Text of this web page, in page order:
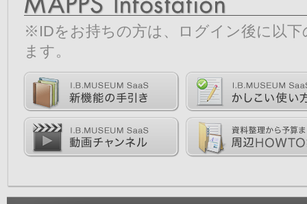
※IDをお持ちの方は、ログイン後に以
ます。